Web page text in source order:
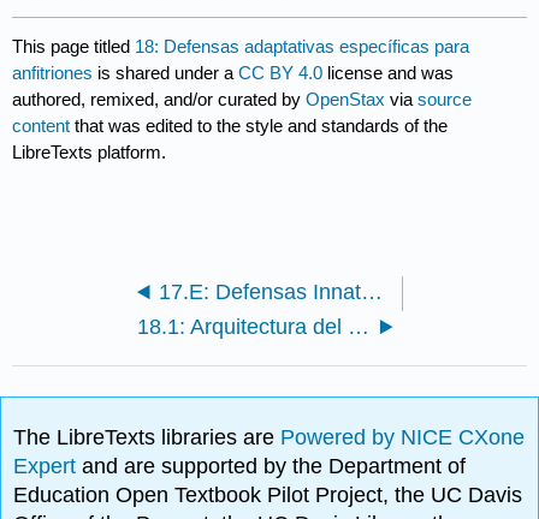
This page titled 18: Defensas adaptativas específicas para
anfitriones is shared under aCC BY 4.0 license and was
authored, remixed, and/or curated byOpenStax viasource
content that was edited to the style and standards of the
LibreTexts platform.
17.E: Defensas Innatas Inespecíficas del Anfitrión (Ejercicios)
18.1: Arquitectura del Sistema Inmune
The LibreTexts libraries are Powered by NICE CXone
Expertand are supported by the Department of
Education Open Textbook Pilot Project, the UC Davis